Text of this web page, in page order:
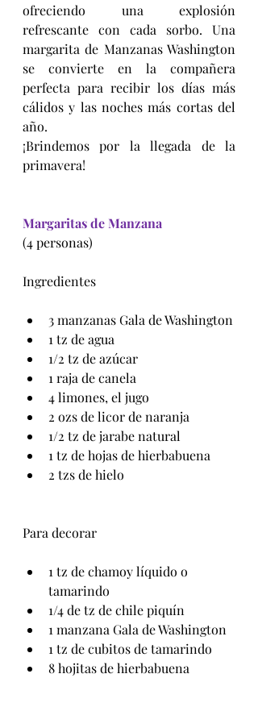
ofreciendo una explosión
refrescante con cada sorbo. Una
margarita de Manzanas Washington
se convierte en la compañera
perfecta para recibir los días más
cálidos y las noches más cortas del
año.
¡Brindemos por la llegada de la
primavera!
Margaritas de Manzana
(4 personas)
Ingredientes
3 manzanas Gala de Washington
1 tz de agua
1/2 tz de azúcar
1 raja de canela
4 limones, el jugo
2 ozs de licor de naranja
1/2 tz de jarabe natural
1 tz de hojas de hierbabuena
2 tzs de hielo
Para decorar
1 tz de chamoy líquido o
tamarindo
1/4 de tz de chile piquín
1 manzana Gala de Washington
1 tz de cubitos de tamarindo
8 hojitas de hierbabuena